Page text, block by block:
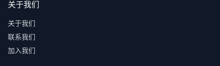
关于我们
关于我们
联系我们
加入我们